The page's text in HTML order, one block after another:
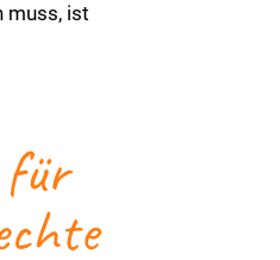
muss, ist
für